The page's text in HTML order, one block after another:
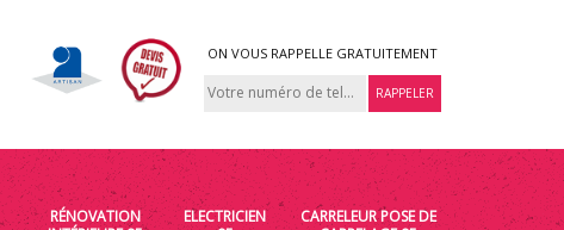
ON VOUS RAPPELLE GRATUITEMENT
RÉNOVATION
ELECTRICIEN
CARRELEUR POSE DE